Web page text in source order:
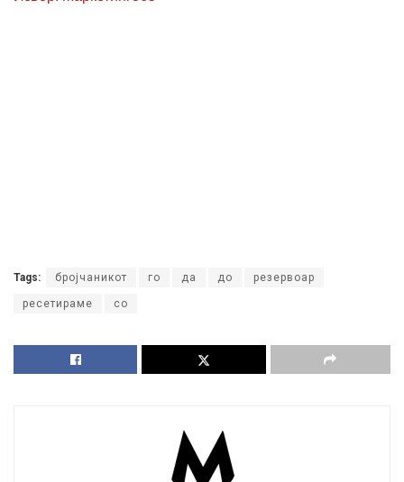
Tags: бројчаникот го да до резервоар
ресетираме со